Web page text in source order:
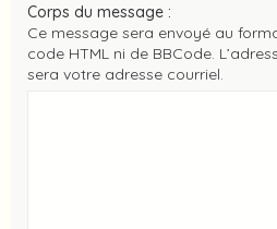
Corps du message :
Ce message sera envoyé au
code HTML ni de BBCode.
sera votre adresse courriel.